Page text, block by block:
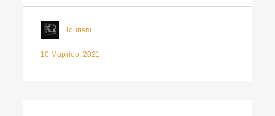
Tourism
10 Μαρτίου, 2021